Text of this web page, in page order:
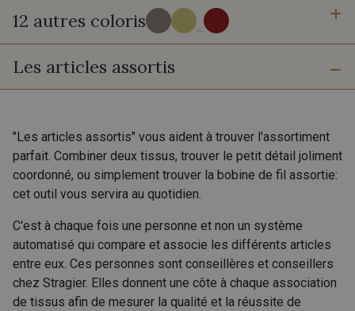
12 autres coloris ...
230 - Cobble-2
460 - Deep pink-2 370 - Peony-2
880 - Orange-2 Nat - Natural-2
630 - Silver-2 260 - Praline-2
Les articles assortis
"Les articles assortis" vous aident à trouver l'assortiment
parfait. Combiner deux tissus, trouver le petit détail joliment
coordonné, ou simplement trouver la bobine de fil assortie:
cet outil vous servira au quotidien.
C'est à chaque fois une personne et non un système
automatisé qui compare et associe les différents articles
entre eux. Ces personnes sont conseillères et conseillers
chez Stragier. Elles donnent une côte à chaque association
de tissus afin de mesurer la qualité et la réussite de